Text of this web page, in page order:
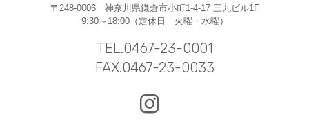
〒248-0006 神奈川県鎌倉市小町1-4-17 三九ビル1F
9:30～18:00（定休日 火曜・水曜）
TEL.0467-23-0001
FAX.0467-23-0033